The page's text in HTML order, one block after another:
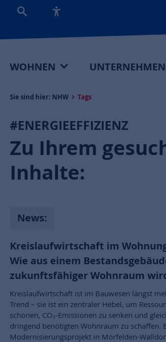
WOHNEN UNTERNEHMEN
Sie sind hier: NHW Tags
#ENERGIEEFFIZIENZ
Zu Ihrem
Inhalte:
News:
Kreislaufwirtschaft im
Wie aus einem
zukunftsfähiger Wohnraum
Kreislaufwirtschaft ist im Bauwesen längst
Trend – sie ist ein zentraler Hebel, um
schonen, CO₂-Emissionen zu senken und
dringend benötigten Wohnraum zu schaffen.
Modernisierungsprojekt in Mörfelden-